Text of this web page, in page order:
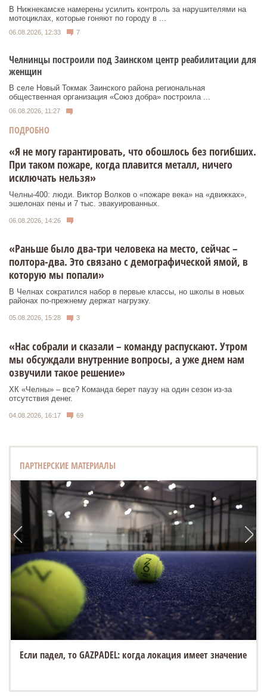
В Нижнекамске намерены усилить контроль за нарушителями на
мотоциклах, которые гоняют по городу в ...
06.08.2026, 12:33 7
Челнинцы построили под Заинском центр реабилитации для
женщин
В селе Новый Токмак Заинского района региональная
общественная организация «Союз добра» построила ...
06.08.2026, 11:27
ПОДРОБНО
«Я не могу гарантировать, что обошлось без погибших.
При таком пожаре, когда плавится металл, ничего
исключать нельзя»
Челны-400: люди. Виктор Волков о «пожаре века» на «движках»,
эшелонах пены и 7 тыс. эвакуированных.
06.08.2026, 14:26
«Раньше было два-три человека на место, сейчас –
полтора-два. Это связано с демографической ямой, в
которую мы попали»
В Челнах сократился набор в первые классы, но школы в новых
районах по-прежнему держат нагрузку.
05.08.2026, 15:28 3
«Нас собрали и сказали – команду распускают. Утром
мы обсуждали внутренние вопросы, а уже днем нам
озвучили такое решение»
ХК «Челны» – все? Команда берет паузу на один сезон из-за
отсутствия денег.
04.08.2026, 16:17 69
ПАРТНЕРСКИЕ МАТЕРИАЛЫ
Если падел, то GAZPADEL: когда локация имеет значение